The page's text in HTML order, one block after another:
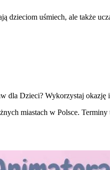
dzieciom uśmiech, ale także
dla Dzieci? Wykorzystaj
miastach w Polsce. Terminy